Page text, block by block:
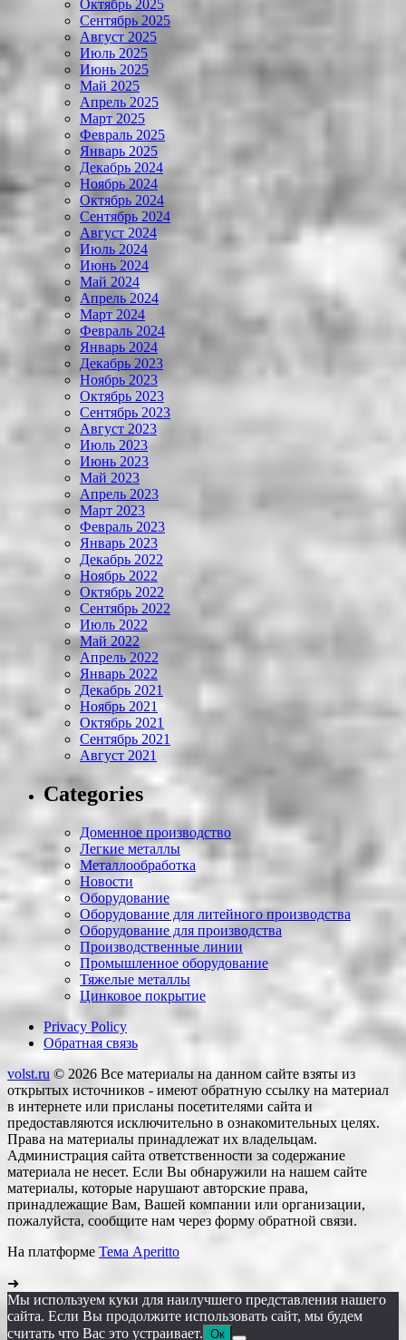
Октябрь 2025
Сентябрь 2025
Август 2025
Июль 2025
Июнь 2025
Май 2025
Апрель 2025
Март 2025
Февраль 2025
Январь 2025
Декабрь 2024
Ноябрь 2024
Октябрь 2024
Сентябрь 2024
Август 2024
Июль 2024
Июнь 2024
Май 2024
Апрель 2024
Март 2024
Февраль 2024
Январь 2024
Декабрь 2023
Ноябрь 2023
Октябрь 2023
Сентябрь 2023
Август 2023
Июль 2023
Июнь 2023
Май 2023
Апрель 2023
Март 2023
Февраль 2023
Январь 2023
Декабрь 2022
Ноябрь 2022
Октябрь 2022
Сентябрь 2022
Июль 2022
Май 2022
Апрель 2022
Январь 2022
Декабрь 2021
Ноябрь 2021
Октябрь 2021
Сентябрь 2021
Август 2021
Categories
Доменное производство
Легкие металлы
Металлообработка
Новости
Оборудование
Оборудование для литейного производства
Оборудование для производства
Производственные линии
Промышленное оборудование
Тяжелые металлы
Цинковое покрытие
Privacy Policy
Обратная связь
volst.ru © 2026 Все материалы на данном сайте взяты из
открытых источников - имеют обратную ссылку на материал
в интернете или присланы посетителями сайта и
предоставляются исключительно в ознакомительных целях.
Права на материалы принадлежат их владельцам.
Администрация сайта ответственности за содержание
материала не несет. Если Вы обнаружили на нашем сайте
материалы, которые нарушают авторские права,
принадлежащие Вам, Вашей компании или организации,
пожалуйста, сообщите нам через форму обратной связи.
На платформе Тема Aperitto
➜
Мы используем куки для наилучшего представления нашего
сайта. Если Вы продолжите использовать сайт, мы будем
считать что Вас это устраивает. Ок